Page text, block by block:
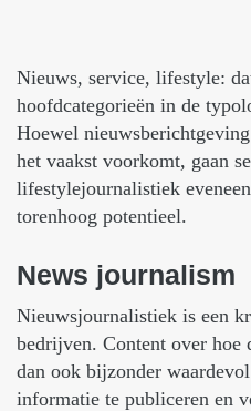
Nieuws, service, lifestyle:
hoofdcategorieën in de
Hoewel
het vaakst voorkomt, gaan
lifestylejournalistiek
torenhoog potentieel.
News journalism
Nieuwsjournalistiek is een
bedrijven. Content over
dan ook bijzonder
informatie te publiceren en